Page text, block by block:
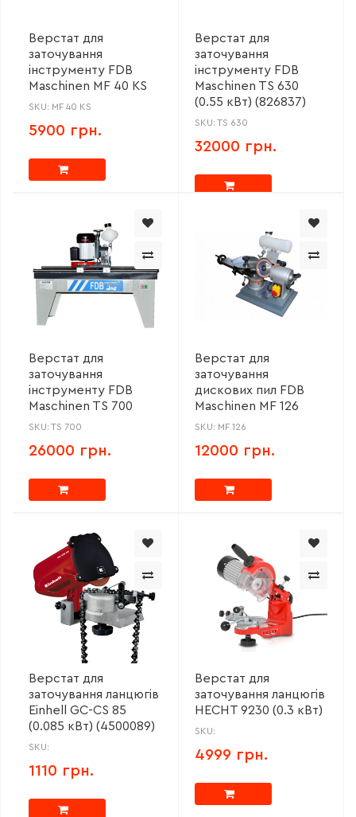
Верстат для
заточування
інструменту FDB
Maschinen MF 40 KS
SKU: MF 40 KS
5900 грн.
Верстат для
заточування
інструменту FDB
Maschinen TS 630
(0.55 кВт) (826837)
SKU: TS 630
32000 грн.
Верстат для
заточування
інструменту FDB
Maschinen TS 700
SKU: TS 700
26000 грн.
Верстат для
заточування
дискових пил FDB
Maschinen MF 126
SKU: MF 126
12000 грн.
Верстат для
заточування ланцюгів
Einhell GC-CS 85
(0.085 кВт) (4500089)
SKU:
1110 грн.
Верстат для
заточування ланцюгів
HECHT 9230 (0.3 кВт)
SKU:
4999 грн.